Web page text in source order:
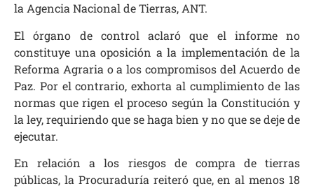
la Agencia Nacional de Tierras, ANT.
El órgano de control aclaró que el informe no
constituye una oposición a la implementación de la
Reforma Agraria o a los compromisos del Acuerdo de
Paz. Por el contrario, exhorta al cumplimiento de las
normas que rigen el proceso según la Constitución y
la ley, requiriendo que se haga bien y no que se deje de
ejecutar.
En relación a los riesgos de compra de tierras
públicas, la Procuraduría reiteró que, en al menos 18